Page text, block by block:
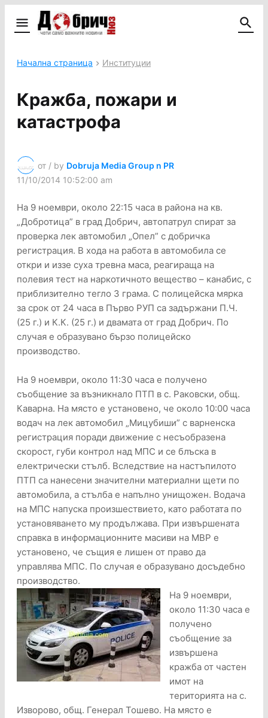
Начална страница Институции
Кражба, пожари и
катастрофа
от / by Dobruja Media Group n PR
11/10/2014 10:52:00 am
На 9 ноември, около 22:15 часа в района на кв.
„Добротица” в град Добрич, автопатрул спират за
проверка лек автомобил „Опел” с добричка
регистрация. В хода на работа в автомобила се
откри и иззе суха тревна маса, реагираща на
полевия тест на наркотичното вещество – канабис, с
приблизително тегло 3 грама. С полицейска мярка
за срок от 24 часа в Първо РУП са задържани П.Ч.
(25 г.) и К.К. (25 г.) и двамата от град Добрич. По
случая е образувано бързо полицейско
производство.
На 9 ноември, около 11:30 часа е получено
съобщение за възникнало ПТП в с. Раковски, общ.
Каварна. На място е установено, че около 10:00 часа
водач на лек автомобил „Мицубиши” с варненска
регистрация поради движение с несъобразена
скорост, губи контрол над МПС и се блъска в
електрически стълб. Вследствие на настъпилото
ПТП са нанесени значителни материални щети по
автомобила, а стълба е напълно унищожен. Водача
на МПС напуска произшествието, като работата по
установяването му продължава. При извършената
справка в информационните масиви на МВР е
установено, че същия е лишен от право да
управлява МПС. По случая е образувано досъдебно
производство.
На 9 ноември,
около 11:30 часа е
получено
съобщение за
извършена
кражба от частен
имот на
територията на с.
Изворово, общ. Генерал Тошево. На място е